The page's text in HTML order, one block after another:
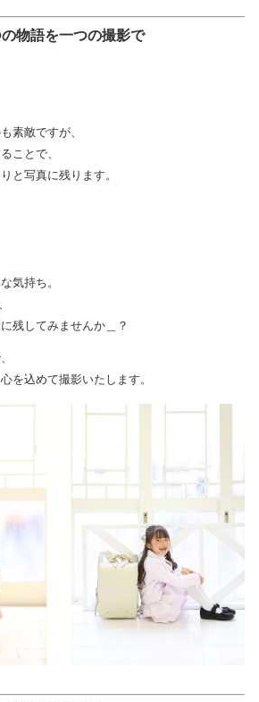
物語を一つの撮影で
素敵ですが、
ことで、
と写真に残ります。
気持ち。
残してみませんか＿？
を込めて撮影いたします。